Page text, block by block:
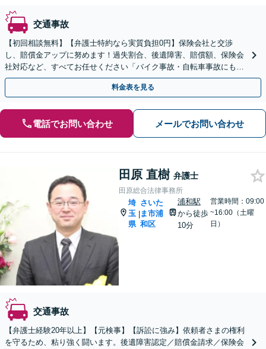
交通事故
【初回相談無料】【弁護士特約なら実質負担0円】保険会社と交渉
し、賠償金アップに努めます！過失割合、後遺障害、賠償額、保険会
社対応など、すべてお任せください「バイク事故・自転車事故にも対
応／自動車事故とは異なる点にも対処」【夜間相談可】
料金表を見る
電話でお問い合わせ メールでお問い合わせ
田原 直樹 弁護士
田原総合法律事務所
埼
玉
県
|
さいた
ま市浦
和区
浦和駅
から徒歩
10分
営業時間：09:00
~16:00（土曜
日）
交通事故
【弁護士経験20年以上】【元検事】【訴訟に強み】依頼者さまの権利
を守るため、粘り強く闘います。後遺障害認定／賠償金請求／保険会